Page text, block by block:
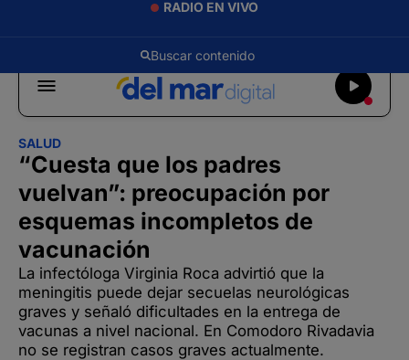
RADIO EN VIVO
SALUD
“Cuesta que los padres
vuelvan”: preocupación por
esquemas incompletos de
vacunación
La infectóloga Virginia Roca advirtió que la
meningitis puede dejar secuelas neurológicas
graves y señaló dificultades en la entrega de
vacunas a nivel nacional. En Comodoro Rivadavia
no se registran casos graves actualmente.